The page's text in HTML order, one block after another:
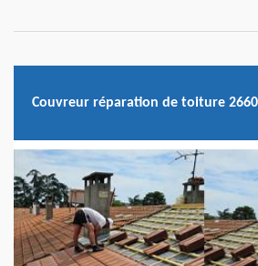
Couvreur réparation de toiture